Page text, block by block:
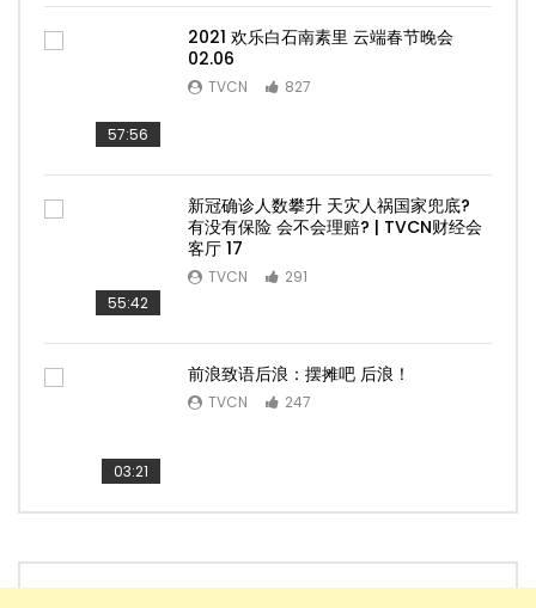
57:56
2021 欢乐白石南素里 云端春节晚会
02.06
TVCN 827
55:42
新冠确诊人数攀升 天灾人祸国家兜底?
有没有保险 会不会理赔? | TVCN财经会
客厅 17
TVCN 291
03:21
前浪致语后浪：摆摊吧 后浪！
TVCN 247